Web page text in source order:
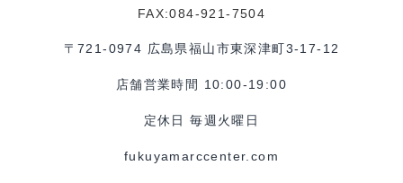
FAX:084-921-7504
〒721-0974 広島県福山市東深津町3-17-12
店舗営業時間 10:00-19:00
定休日 毎週火曜日
fukuyamarccenter.com